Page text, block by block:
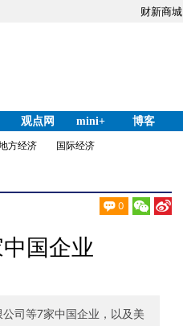
财新商城
观点网 mini+ 博客
方经济 国际经济
0
国企业
司等7家中国企业，以及美